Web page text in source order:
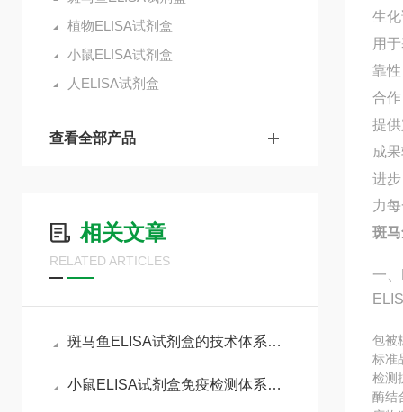
植物ELISA试剂盒
小鼠ELISA试剂盒
人ELISA试剂盒
查看全部产品
相关文章
RELATED ARTICLES
斑马鱼ELISA试剂盒的技术体系与实验全流程管控
小鼠ELISA试剂盒免疫检测体系与动物模型实验实操指南
生
用
靠
合
提
成
进
力
斑
一
包被
标准
检测
酶结